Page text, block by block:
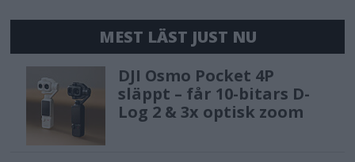
MEST LÄST JUST NU
DJI Osmo Pocket 4P
släppt – får 10-bitars D-
Log 2 & 3x optisk zoom